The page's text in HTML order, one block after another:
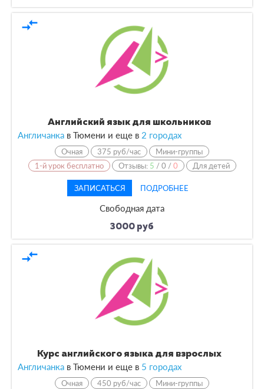
compare_arrows
Английский язык для школьников
Англичанка в Тюмени и еще в 2 городах
Очная 375 руб/час
Мини-группы
1-й урок бесплатно
Отзывы: 5 /0 /0 Для детей
ЗАПИСАТЬСЯ ПОДРОБНЕЕ
Свободная дата
3000 руб
compare_arrows
Курс английского языка для взрослых
Англичанка в Тюмени и еще в 5 городах
Очная 450 руб/час
Мини-группы